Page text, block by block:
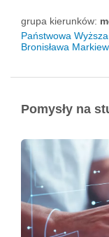
grupa kierunków:
Państwowa
Bronisława
Pomysły na